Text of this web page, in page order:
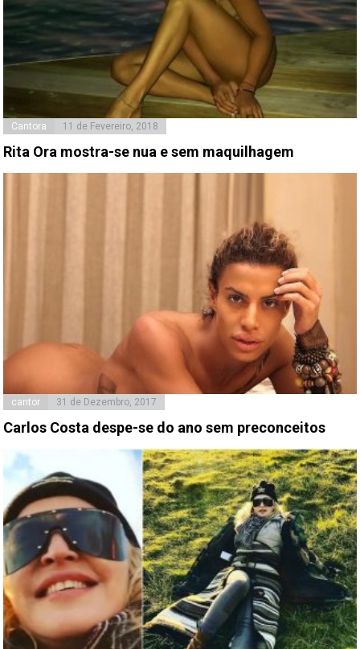
Cantora 11 de Fevereiro, 2018
Rita Ora mostra-se nua e sem maquilhagem
cantor 31 de Dezembro, 2017
Carlos Costa despe-se do ano sem preconceitos